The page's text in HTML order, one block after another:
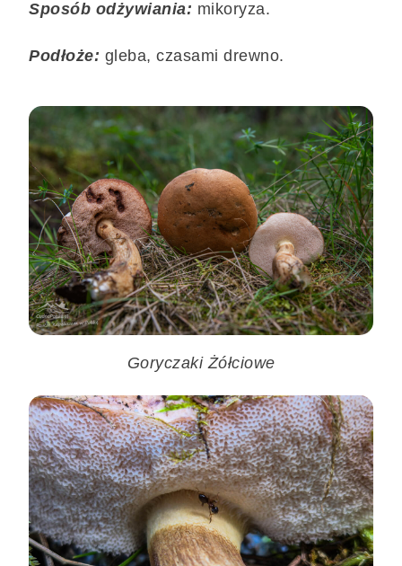
Sposób odżywiania: mikoryza.
Podłoże: gleba, czasami drewno.
Goryczaki Żółciowe